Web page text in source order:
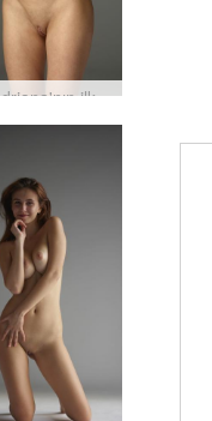
Adriana'nın ilk beceriksiz çıplakları #5